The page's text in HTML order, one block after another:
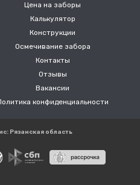
Цена на заборы
Калькулятор
Конструкции
Осмечивание забора
Контакты
Отзывы
Вакансии
конфиденциальности
Рязанская область